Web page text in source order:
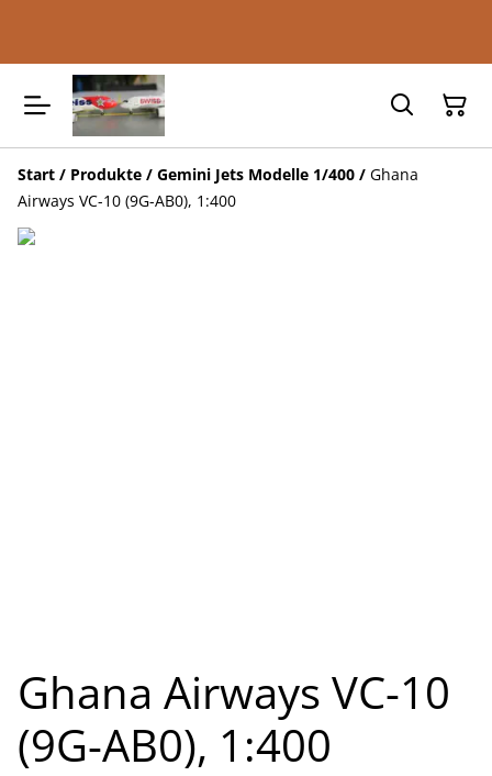
Start / Produkte / Gemini Jets Modelle 1/400 / Ghana
Airways VC-10 (9G-AB0), 1:400
Ghana Airways VC-10
(9G-AB0), 1:400